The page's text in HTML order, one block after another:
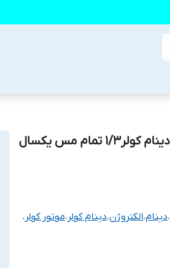
هسته استاتور سیم پیچی داخل دینام کولر۱/۳ تمام مس یکسال
،دینام،الکتروژن،دینام کولر ،موتور کولر ،